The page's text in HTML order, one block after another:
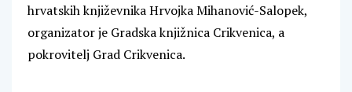
hrvatskih književnika Hrvojka Mihanović-Salopek,
organizator je Gradska knjižnica Crikvenica, a
pokrovitelj Grad Crikvenica.